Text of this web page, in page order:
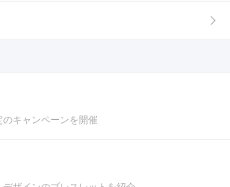
キャンペーンを開催